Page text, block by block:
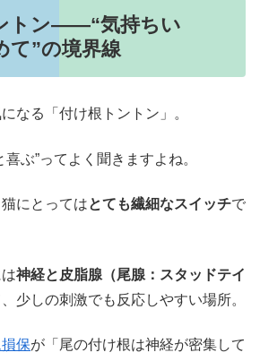
トン――“気持ちい
て”の境界線
なる「付け根トントン」。
ぶ”ってよく聞きますよね。
にとってはとても繊細なスイッチで
神経と皮脂腺（尾腺：スタッドテイ
少しの刺激でも反応しやすい場所。
保が「尾の付け根は神経が密集して